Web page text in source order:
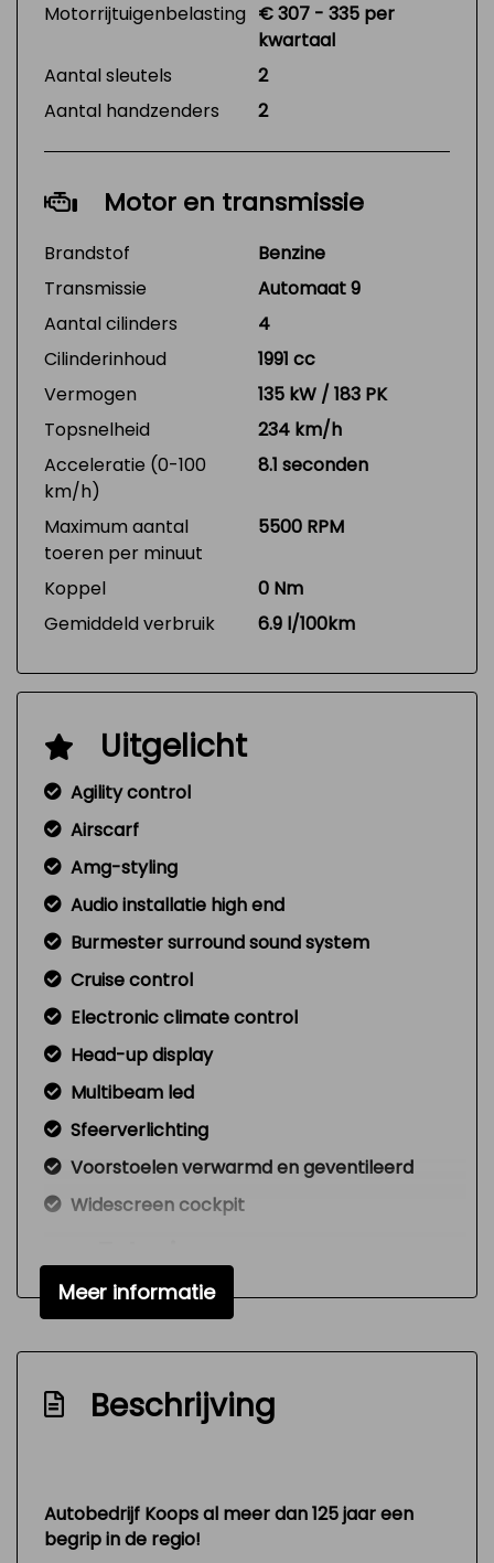
Motorrijtuigenbelasting € 307 - 335 per
kwartaal
Aantal sleutels
2
Aantal handzenders
2
Motor en transmissie
Brandstof
Benzine
Transmissie
Automaat 9
Aantal cilinders
4
Cilinderinhoud
1991 cc
Vermogen
135 kW / 183 PK
Topsnelheid
234 km/h
Acceleratie (0-100
km/h)
8.1 seconden
Maximum aantal
toeren per minuut
5500 RPM
Koppel
0 Nm
Gemiddeld verbruik
6.9 l/100km
Uitgelicht
Agility control
Airscarf
Amg-styling
Audio installatie high end
Burmester surround sound system
Cruise control
Electronic climate control
Head-up display
Multibeam led
Sfeerverlichting
Voorstoelen verwarmd en geventileerd
Widescreen cockpit
Exterieur
360 camera
Amg-styling
Buitenspiegels elektrisch verstelbaar
Meer informatie
Beschrijving
Autobedrijf Koops al meer dan 125 jaar een
begrip in de regio!